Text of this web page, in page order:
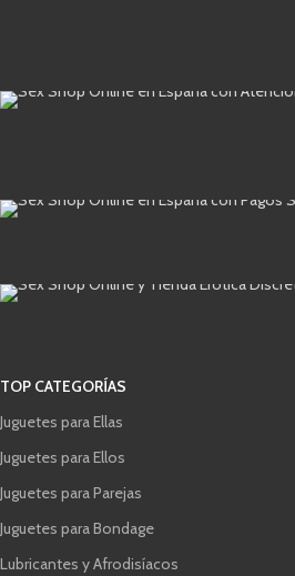
TOP CATEGORÍAS
Juguetes para Ellas
Juguetes para Ellos
Juguetes para Parejas
Juguetes para Bondage
Lubricantes y Afrodisíacos